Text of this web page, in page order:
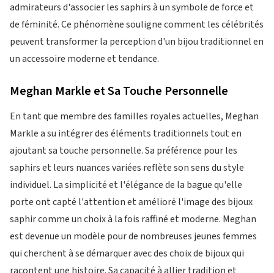
admirateurs d'associer les saphirs à un symbole de force et
de féminité. Ce phénomène souligne comment les célébrités
peuvent transformer la perception d'un bijou traditionnel en
un accessoire moderne et tendance.
Meghan Markle et Sa Touche Personnelle
En tant que membre des familles royales actuelles, Meghan
Markle a su intégrer des éléments traditionnels tout en
ajoutant sa touche personnelle. Sa préférence pour les
saphirs et leurs nuances variées reflète son sens du style
individuel. La simplicité et l'élégance de la bague qu'elle
porte ont capté l'attention et amélioré l'image des bijoux
saphir comme un choix à la fois raffiné et moderne. Meghan
est devenue un modèle pour de nombreuses jeunes femmes
qui cherchent à se démarquer avec des choix de bijoux qui